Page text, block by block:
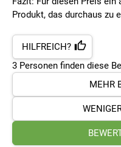
Produkt, das durchaus zu
HILFREICH?
3 Personen finden diese
MEHR